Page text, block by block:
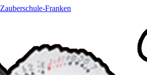
Zauberschule-Franken